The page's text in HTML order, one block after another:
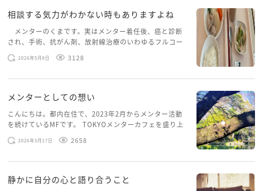
相談する気力がわかない時もありますよね
メンターのくまです。実はメンター着任後、癌と診断
され、手術、抗がん剤、放射線治療のいわゆるフルコー
スを体験していて、しばらくメンターカフェに来られて
いませんでした。体力だけでなく、気力も落ちパソコン
2026年5月8日 3128
メンターとしての想い
こんにちは。都内在住で、2023年2月からメンター活動
を続けているMFです。 TOKYOメンターカフェを盛り上
げたいという想いから、勇気を出して初めてブログを投
稿してみようと思います。少し自分のことを書いてみま
2026年3月17日 2658
静かに自分の心と語り合うこと